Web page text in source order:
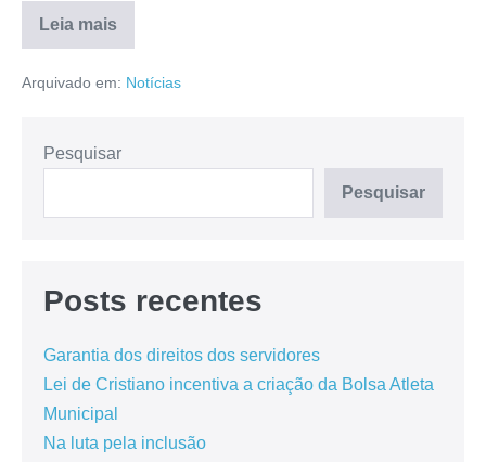
Leia mais
Arquivado em: Notícias
Pesquisar
Pesquisar
Posts recentes
Garantia dos direitos dos servidores
Lei de Cristiano incentiva a criação da Bolsa Atleta
Municipal
Na luta pela inclusão